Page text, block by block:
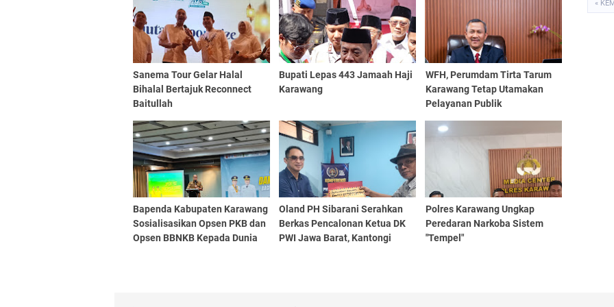
Sanema Tour Gelar Halal
Bihalal Bertajuk Reconnect
Baitullah
Bupati Lepas 443 Jamaah Haji
Karawang
WFH, Perumdam Tirta Tarum
Karawang Tetap Utamakan
Pelayanan Publik
Bapenda Kabupaten Karawang
Sosialisasikan Opsen PKB dan
Opsen BBNKB Kepada Dunia
Oland PH Sibarani Serahkan
Berkas Pencalonan Ketua DK
PWI Jawa Barat, Kantongi
Polres Karawang Ungkap
Peredaran Narkoba Sistem
"Tempel"
«